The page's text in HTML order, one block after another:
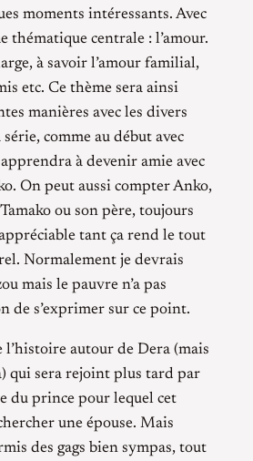
moments intéressants. Avec
thématique centrale : l’amour.
à savoir l’amour familial,
etc. Ce thème sera ainsi
manières avec les divers
comme au début avec
à devenir amie avec
On peut aussi compter Anko,
ou son père, toujours
tant ça rend le tout
Normalement je devrais
mais le pauvre n’a pas
de s’exprimer sur ce point.
autour de Dera (mais
qui sera rejoint plus tard par
du prince pour lequel cet
une épouse. Mais
des gags bien sympas, tout